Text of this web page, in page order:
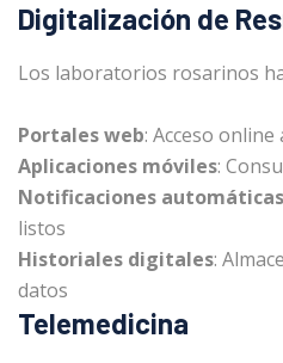
Digitalización de
Los laboratorios rosarinos
Portales web: Acceso
Aplicaciones móviles:
Notificaciones automáticas
listos
Historiales digitales:
datos
Telemedicina